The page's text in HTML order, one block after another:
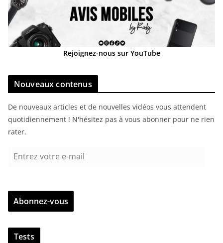
Rejoignez-nous sur YouTube
Nouveaux contenus
De nouveaux articles et de nouvelles vidéos vous attendent
quotidiennement ! N'hésitez pas à vous abonner pour ne rien
rater.
r
z
v
Abonnez-vous
Tests